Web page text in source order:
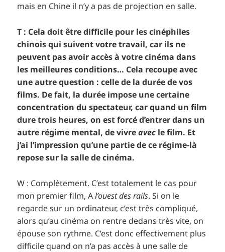
mais en Chine il n’y a pas de projection en salle.
T : Cela doit être difficile pour les cinéphiles
chinois qui suivent votre travail, car ils ne
peuvent pas avoir accès à votre cinéma dans
les meilleures conditions… Cela recoupe avec
une autre question : celle de la durée de vos
films. De fait, la durée impose une certaine
concentration du spectateur, car quand un film
dure trois heures, on est forcé d’entrer dans un
autre régime mental, de vivreavec le film. Et
j’ai l’impression qu’une partie de ce régime-là
repose sur la salle de cinéma.
W : Complètement. C’est totalement le cas pour
mon premier film, Al’ouest des rails. Si on le
regarde sur un ordinateur, c’est très compliqué,
alors qu’au cinéma on rentre dedans très vite, on
épouse son rythme. C’est donc effectivement plus
difficile quand on n’a pas accès à une salle de